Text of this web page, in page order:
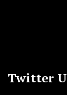
Twitter